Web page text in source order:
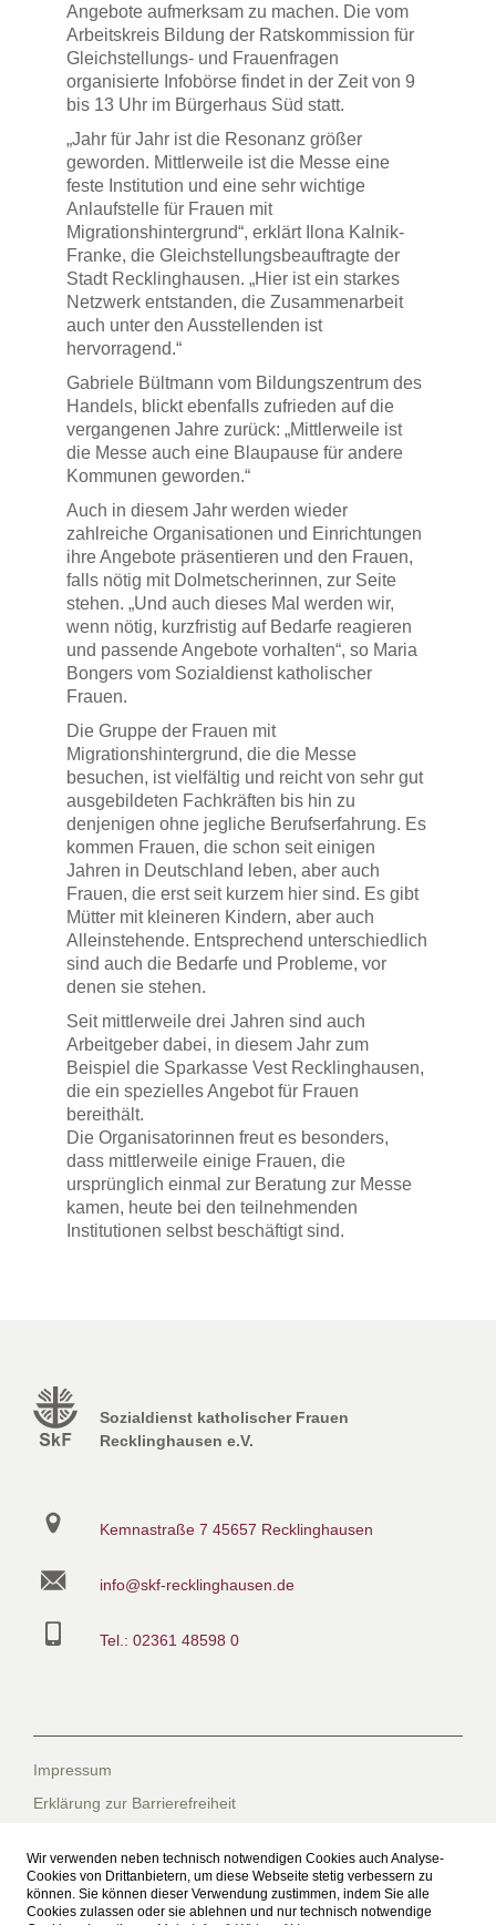
Wir verwenden neben technisch notwendigen Cookies auch Analyse-
Cookies von Drittanbietern, um diese Webseite stetig verbessern zu
können. Sie können dieser Verwendung zustimmen, indem Sie alle
Cookies zulassen oder sie ablehnen und nur technisch notwendige
Angebote aufmerksam zu machen. Die vom
Arbeitskreis Bildung der Ratskommission für
Gleichstellungs- und Frauenfragen
organisierte Infobörse findet in der Zeit von 9
bis 13 Uhr im Bürgerhaus Süd statt.
„Jahr für Jahr ist die Resonanz größer
geworden. Mittlerweile ist die Messe eine
feste Institution und eine sehr wichtige
Anlaufstelle für Frauen mit
Migrationshintergrund“, erklärt Ilona Kalnik-
Franke, die Gleichstellungsbeauftragte der
Stadt Recklinghausen. „Hier ist ein starkes
Netzwerk entstanden, die Zusammenarbeit
auch unter den Ausstellenden ist
hervorragend.“
Gabriele Bültmann vom Bildungszentrum des
Handels, blickt ebenfalls zufrieden auf die
vergangenen Jahre zurück: „Mittlerweile ist
die Messe auch eine Blaupause für andere
Kommunen geworden.“
Auch in diesem Jahr werden wieder
zahlreiche Organisationen und Einrichtungen
ihre Angebote präsentieren und den Frauen,
falls nötig mit Dolmetscherinnen, zur Seite
stehen. „Und auch dieses Mal werden wir,
wenn nötig, kurzfristig auf Bedarfe reagieren
und passende Angebote vorhalten“, so Maria
Bongers vom Sozialdienst katholischer
Frauen.
Die Gruppe der Frauen mit
Migrationshintergrund, die die Messe
besuchen, ist vielfältig und reicht von sehr gut
ausgebildeten Fachkräften bis hin zu
denjenigen ohne jegliche Berufserfahrung. Es
kommen Frauen, die schon seit einigen
Jahren in Deutschland leben, aber auch
Frauen, die erst seit kurzem hier sind. Es gibt
Mütter mit kleineren Kindern, aber auch
Alleinstehende. Entsprechend unterschiedlich
sind auch die Bedarfe und Probleme, vor
denen sie stehen.
Seit mittlerweile drei Jahren sind auch
Arbeitgeber dabei, in diesem Jahr zum
Beispiel die Sparkasse Vest Recklinghausen,
die ein spezielles Angebot für Frauen
bereithält.
Die Organisatorinnen freut es besonders,
dass mittlerweile einige Frauen, die
ursprünglich einmal zur Beratung zur Messe
kamen, heute bei den teilnehmenden
Institutionen selbst beschäftigt sind.
Sozialdienst katholischer Frauen
Recklinghausen e.V.
Kemnastraße 7 45657 Recklinghausen
info@skf-recklinghausen.de
Tel.: 02361 48598 0
Impressum
Erklärung zur Barrierefreiheit
Datenschutzerklärung für die Facebook-Seite
Suche